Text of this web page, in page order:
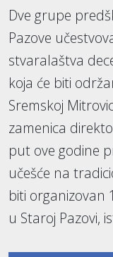
Dve grupe
Pazove
stvaralaštva
koja će biti
Sremskoj
zamenica
put ove godine
učešće na
biti organizovan
u Staroj Pazovi,